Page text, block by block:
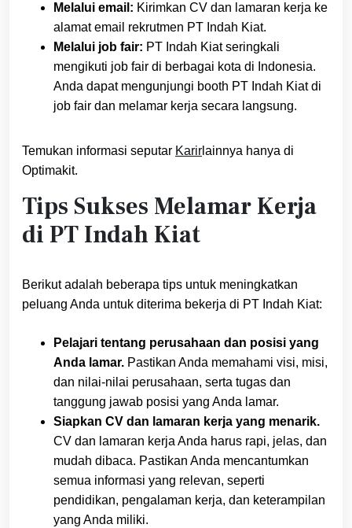
Melalui email: Kirimkan CV dan lamaran kerja ke
alamat email rekrutmen PT Indah Kiat.
Melalui job fair: PT Indah Kiat seringkali
mengikuti job fair di berbagai kota di Indonesia.
Anda dapat mengunjungi booth PT Indah Kiat di
job fair dan melamar kerja secara langsung.
Temukan informasi seputar Karir lainnya hanya di
Optimakit.
Tips Sukses Melamar Kerja
di PT Indah Kiat
Berikut adalah beberapa tips untuk meningkatkan
peluang Anda untuk diterima bekerja di PT Indah Kiat:
Pelajari tentang perusahaan dan posisi yang
Anda lamar. Pastikan Anda memahami visi, misi,
dan nilai-nilai perusahaan, serta tugas dan
tanggung jawab posisi yang Anda lamar.
Siapkan CV dan lamaran kerja yang menarik.
CV dan lamaran kerja Anda harus rapi, jelas, dan
mudah dibaca. Pastikan Anda mencantumkan
semua informasi yang relevan, seperti
pendidikan, pengalaman kerja, dan keterampilan
yang Anda miliki.